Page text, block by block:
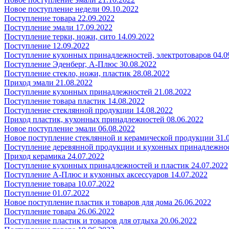
Новое поступление недели 09.10.2022
Поступление товара 22.09.2022
Поступление эмали 17.09.2022
Поступление терки, ножи, сито 14.09.2022
Поступление 12.09.2022
Поступление кухонных принадлежностей, электротоваров
Поступление Эденберг, А-Плюс 30.08.2022
Поступление стекло, ножи, пластик 28.08.2022
Приход эмали 21.08.2022
Поступление кухонных принадлежностей 21.08.2022
Поступление товара пластик 14.08.2022
Поступление стеклянной продукции 14.08.2022
Приход пластик, кухонных принадлежностей 08.06.2022
Новое поступление эмали 06.08.2022
Новое поступление стеклянной и керамической продукции
Поступление деревянной продукции и кухонных
Приход керамика 24.07.2022
Поступление кухонных принадлежностей и пластик 24.07.2022
Поступление А-Плюс и кухонных аксессуаров 14.07.2022
Поступление товара 10.07.2022
Поступление 01.07.2022
Новое поступление пластик и товаров для дома 26.06.2022
Поступление товара 26.06.2022
Поступление пластик и товаров для отдыха 20.06.2022